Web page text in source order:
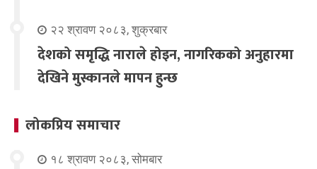
२२ श्रावण २०८३, शुक्रबार
देशको समृद्धि नाराले होइन, नागरिकको अनुहारमा
देखिने मुस्कानले मापन हुन्छ
लोकप्रिय समाचार
१८ श्रावण २०८३, सोमबार